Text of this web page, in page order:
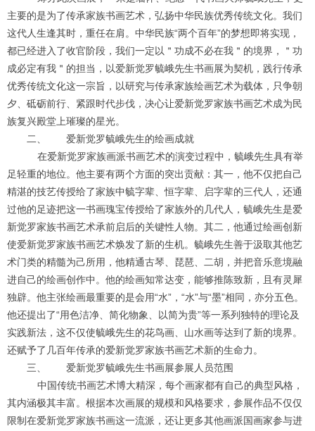
主要的是为了传承家族书画艺术，弘扬中华民族优秀传统文化。我们
这代人生逢其时，重任在肩。中华民族“两个百年”的梦想即将实现，
都已经进入了收官阶段，我们一定以＂功成不必在我＂的境界，＂功
成必定有我＂的担当，以爱新觉罗毓峨先生书画展为契机，践行传承
优秀传统文化这一宗旨，以研究与传承家族绘画艺术为载体，只争朝
夕、砥砺前行、紧跟时代步伐，决心让爱新觉罗家族书画艺术成为民
族复兴殿堂上璀璨的星光。
二、 爱新觉罗毓峨先生的绘画成就
在爱新觉罗家族画派书画艺术的演变过程中，毓峨先生具有举
足轻重的地位。他主要有两个方面的突出贡献：其一，他不仅把自己
精湛的技艺传授给了家族中毓字辈、恒字辈、启字辈的三代人，还通
过他的足迹把这一书画瑰宝传授给了家族外的几代人，毓峨先生是爱
新觉罗家族书画艺术承前启后的关键性人物。其二，他通过绘画创新
使爱新觉罗家族书画艺术焕发了新的生机。毓峨先生善于汲取其他艺
术门类的精髓为己所用，他精通古琴、琵琶、二胡，并把音乐意境融
进自己的绘画创作中。他的绘画知常达变，能够推陈致新，且有灵犀
独辟。他主张绘画最重要的是会用“水”，“水”与“墨”相同，亦分五色。
他还提出了“用色洁净、简化物象、以简为贵”等一系列独特的理论及
实践新法，这不仅使毓峨先生的花鸟画、山水画等达到了新的境界。
还赋予了几百年传承的爱新觉罗家族书画艺术新的生命力。
三、 爱新觉罗毓峨先生书画展参展人员范围
中国传统书画艺术博大精深，每个画家都有自己的典型风格，
其内涵极其丰富。根据本次画展的规模和风格要求，参展作品不仅仅
限制在爱新觉罗家族书画这一流派，还让更多其他画派国画家参与进